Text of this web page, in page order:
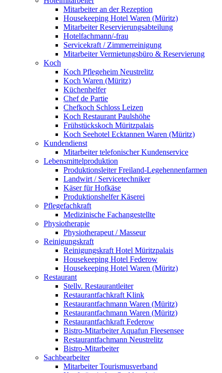
Mitarbeiter an der Rezeption
Housekeeping Hotel Waren (Müritz)
Mitarbeiter Reservierungsabteilung
Hotelfachmann/-frau
Servicekraft / Zimmerreinigung
Mitarbeiter Vermietungsbüro & Reservierung
Koch
Koch Pflegeheim Neustrelitz
Koch Waren (Müritz)
Küchenhelfer
Chef de Partie
Chefkoch Schloss Leizen
Koch Restaurant Paulshöhe
Frühstückskoch Müritzpalais
Koch Seehotel Ecktannen Waren (Müritz)
Kundendienst
Mitarbeiter telefonischer Kundenservice
Lebensmittelproduktion
Produktionsleiter Freiland-Legehennenfarmen
Landwirt / Servicetechniker
Käser für Hofkäse
Produktionshelfer Käserei
Pflegefachkraft
Medizinische Fachangestellte
Physiotherapie
Physiotherapeut / Masseur
Reinigungskraft
Reinigungskraft Hotel Müritzpalais
Housekeeping Hotel Federow
Housekeeping Hotel Waren (Müritz)
Restaurant
Stellv. Restaurantleiter
Restaurantfachkraft Klink
Restaurantfachmann Waren (Müritz)
Restaurantfachmann Waren (Müritz)
Restaurantfachkraft Federow
Bistro-Mitarbeiter Aquafun Fleesensee
Restaurantfachmann Neustrelitz
Bistro-Mitarbeiter
Sachbearbeiter
Mitarbeiter Tourismusverband